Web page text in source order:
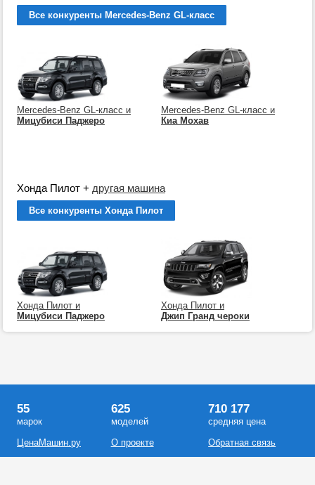
Все конкуренты Mercedes-Benz GL-класс
Mercedes-Benz GL-класс и
Мицубиси Паджеро
Mercedes-Benz GL-класс и
Киа Мохав
Хонда Пилот + другая машина
Все конкуренты Хонда Пилот
Хонда Пилот и
Мицубиси Паджеро
Хонда Пилот и
Джип Гранд чероки
55
марок
ЦенаМашин.ру
625
моделей
О проекте
710 177
средняя цена
Обратная связь